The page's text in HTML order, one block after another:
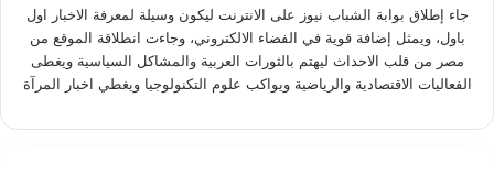
جاء إطلاق بوابة الشباب نيوز على الانترنت ليكون وسيلة لمعرفة الاخبار اول
باول، ويمثل إضافة قوية في الفضاء الالكتروني، وجاءت انطلاقة الموقع من
مصر من قلب الاحداث ليهتم بالثورات العربية والمشاكل السياسية ويغطى
الفعاليات الاقتصادية والرياضية ويواكب علوم التكنولوجيا ويغطي اخبار المرآة